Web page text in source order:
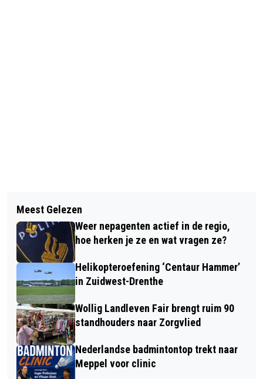
BOERENDROKTE BIJ DE
KARSTENHOEVE MET ‘EEN KLAP VAN
DE MEULE’
ECHOS HOME HAVELTE FIETS
DRIEDAAGSE
Meest Gelezen
Weer nepagenten actief in de regio,
hoe herken je ze en wat vragen ze?
Helikopteroefening ‘Centaur Hammer’
in Zuidwest-Drenthe
Wollig Landleven Fair brengt ruim 90
standhouders naar Zorgvlied
Nederlandse badmintontop trekt naar
Meppel voor clinic